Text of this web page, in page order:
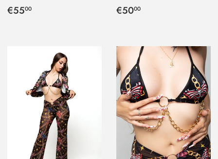
Precio
habitual
€5500 Precio
habitual
€5000